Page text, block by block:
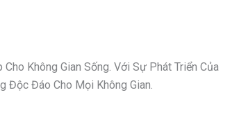
Không Gian Sống. Với Sự Phát Triển Của
Độc Đáo Cho Mọi Không Gian.